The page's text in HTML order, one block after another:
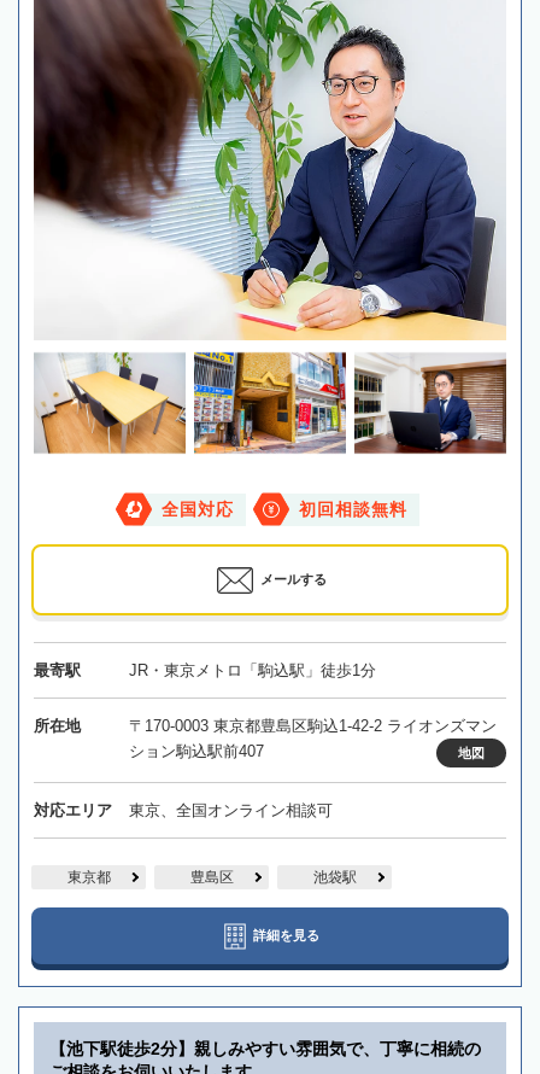
全国対応 初回相談無料
メールする
最寄駅 JR・東京メトロ「駒込駅」徒歩1分
所在地
〒170-0003 東京都豊島区駒込1-42-2 ライオンズマン
ション駒込駅前407
地図
対応エリア 東京、全国オンライン相談可
東京都 豊島区 池袋駅
詳細を見る
【池下駅徒歩2分】親しみやすい雰囲気で、丁寧に相続の